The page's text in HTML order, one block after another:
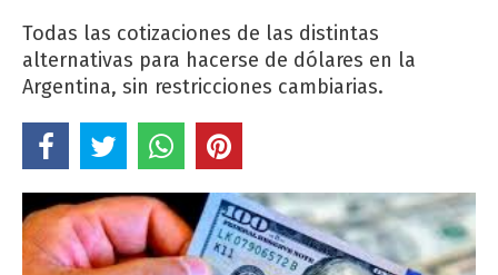
Todas las cotizaciones de las distintas
alternativas para hacerse de dólares en la
Argentina, sin restricciones cambiarias.